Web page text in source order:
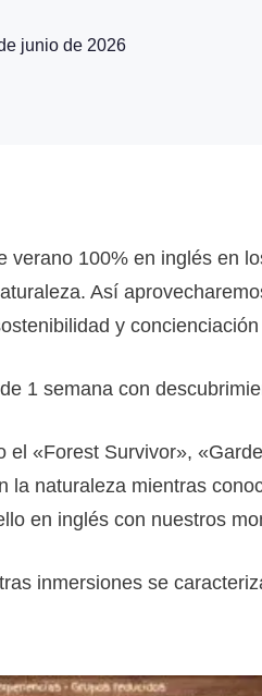
junio de 2026
verano 100% en inglés en
Así
y
1 semana con
el «Forest Survivor»,
la naturaleza mientras
en inglés con nuestros
inmersiones se